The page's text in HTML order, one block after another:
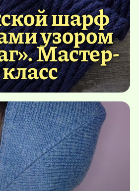
шарф
узором
Мастер-
класс